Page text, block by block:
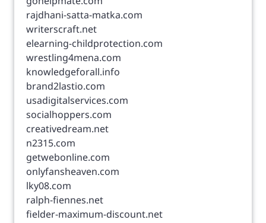
rajdhani-satta-matka.com
writerscraft.net
elearning-childprotection.com
wrestling4mena.com
knowledgeforall.info
brand2lastio.com
usadigitalservices.com
socialhoppers.com
creativedream.net
n2315.com
getwebonline.com
onlyfansheaven.com
lky08.com
ralph-fiennes.net
fielder-maximum-discount.net